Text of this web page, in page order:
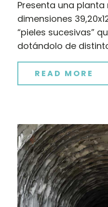
Presenta una
dimensiones
“pieles sucesivas”
dotándolo de
READ MORE